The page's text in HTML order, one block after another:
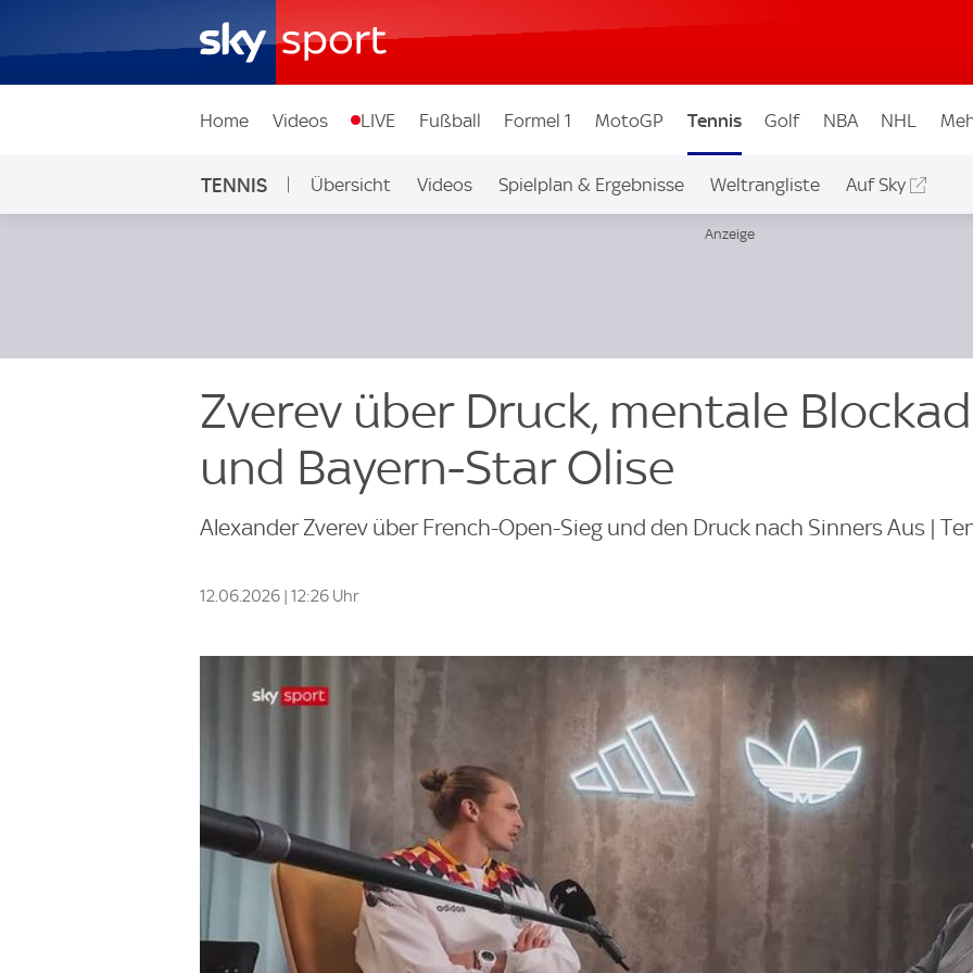
Home Videos LIVE Fußball Formel 1 MotoGP Tennis Golf NBA NHL
TENNIS Übersicht Videos Spielplan & Ergebnisse Weltrangliste Auf Sky
Zverev über Druck, mentale
und Bayern-Star Olise
Alexander Zverev über French-Open-Sieg und den Druck nach Sinners Aus |
12.06.2026 | 12:26 Uhr